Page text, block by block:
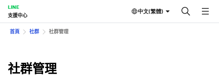
LINE
支援中心
中文(繁體)
首頁 社群 社群管理
社群管理